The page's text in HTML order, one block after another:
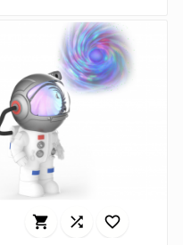
  